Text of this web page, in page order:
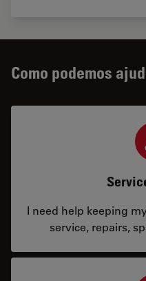
Como podemos
I need help keeping
service, repairs,